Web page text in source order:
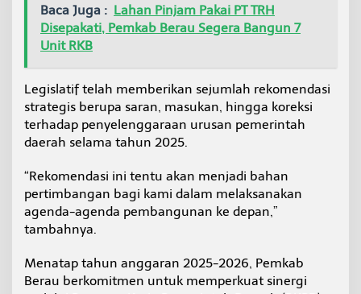
Baca Juga : Lahan Pinjam Pakai PT TRH
Disepakati, Pemkab Berau Segera Bangun 7
Unit RKB
Legislatif telah memberikan sejumlah rekomendasi
strategis berupa saran, masukan, hingga koreksi
terhadap penyelenggaraan urusan pemerintah
daerah selama tahun 2025.
“Rekomendasi ini tentu akan menjadi bahan
pertimbangan bagi kami dalam melaksanakan
agenda-agenda pembangunan ke depan,”
tambahnya.
Menatap tahun anggaran 2025-2026, Pemkab
Berau berkomitmen untuk memperkuat sinergi